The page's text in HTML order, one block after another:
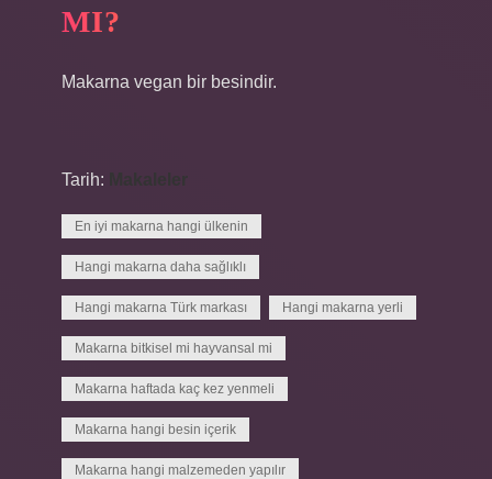
MI?
Makarna vegan bir besindir.
Tarih:
En iyi makarna hangi ülkenin
Hangi makarna daha sağlıklı
Hangi makarna Türk markası Hangi makarna yerli
Makarna bitkisel mi hayvansal mi
Makarna haftada kaç kez yenmeli
Makarna hangi besin içerik
Makarna hangi malzemeden yapılır